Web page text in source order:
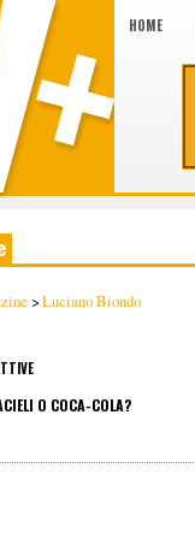
HOME
>Luciano Biondo
O COCA-COLA?